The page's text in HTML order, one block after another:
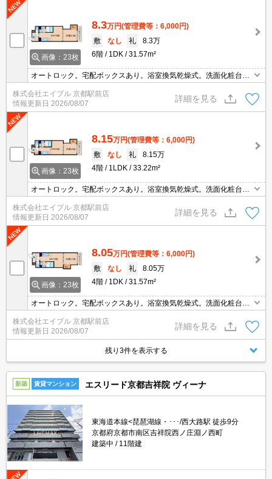
画像：23枚
8.3万円(管理費等：6,000円)
敷
なし 礼
8.3万
6階
1DK 31.57m²
オートロック。宅配ボックスあり。浴室換気乾燥式。洗面化粧台付
き。温水洗浄便座付き。システムキッチン。TVインターホン付き。
インターネット無料。二人入居可。
株式会社エイブル 京都駅前店
情報更新日 2026/08/07
詳細を見る
画像：23枚
8.15万円(管理費等：6,000円)
敷
なし 礼
8.15万
4階
1LDK 33.22m²
オートロック。宅配ボックスあり。浴室換気乾燥式。洗面化粧台付
き。温水洗浄便座付き。システムキッチン。TVインターホン付き。
インターネット無料。二人入居可。
株式会社エイブル 京都駅前店
情報更新日 2026/08/07
詳細を見る
画像：23枚
8.05万円(管理費等：6,000円)
敷
なし 礼
8.05万
4階
1DK 31.57m²
オートロック。宅配ボックスあり。浴室換気乾燥式。洗面化粧台付
き。温水洗浄便座付き。システムキッチン。TVインターホン付き。
インターネット無料。二人入居可。
株式会社エイブル 京都駅前店
情報更新日 2026/08/07
詳細を見る
残り3件を表示する
新築 賃貸マンション エスリード京都吉祥院 ヴィーナ
東海道本線<琵琶湖線・･･･/西大路駅 徒歩9分
京都府京都市南区吉祥院西ノ庄淵ノ西町
建築中
11階建